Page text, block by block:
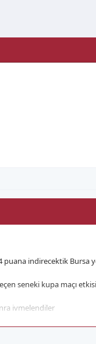
puana indirecektik
seneki kupa maçı
ivmelendiler